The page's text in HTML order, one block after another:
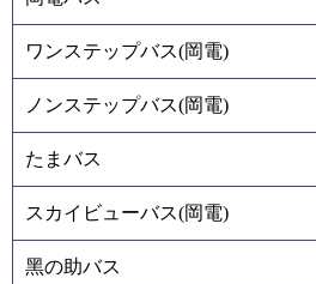
ワンステップバス(岡電)
ノンステップバス(岡電)
たまバス
スカイビューバス(岡電)
黑の助バス